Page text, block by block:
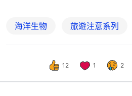
海洋生物 旅遊注意系列
12 1 2